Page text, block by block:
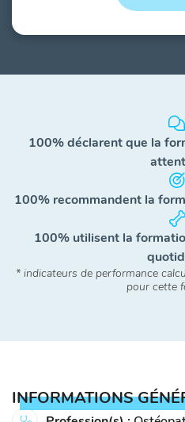
100% déclarent que la
100% recommandent la
100% utilisent la
* indicateurs de performance
pour cette
INFORMATIONS